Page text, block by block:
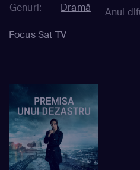
Genuri: Dramă Anul
Focus Sat TV